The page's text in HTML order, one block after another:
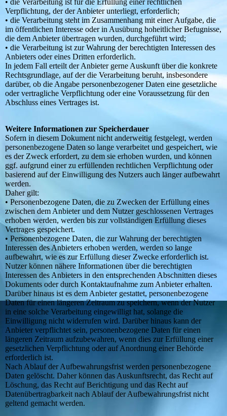
• die Verarbeitung ist für die Erfüllung einer rechtlichen
Verpflichtung, der der Anbieter unterliegt, erforderlich;
• die Verarbeitung steht im Zusammenhang mit einer Aufgabe, die
im öffentlichen Interesse oder in Ausübung hoheitlicher Befugnisse,
die dem Anbieter übertragen wurden, durchgeführt wird;
• die Verarbeitung ist zur Wahrung der berechtigten Interessen des
Anbieters oder eines Dritten erforderlich.
In jedem Fall erteilt der Anbieter gerne Auskunft über die konkrete
Rechtsgrundlage, auf der die Verarbeitung beruht, insbesondere
darüber, ob die Angabe personenbezogener Daten eine gesetzliche
oder vertragliche Verpflichtung oder eine Voraussetzung für den
Abschluss eines Vertrages ist.
Weitere Informationen zur Speicherdauer
Sofern in diesem Dokument nicht anderweitig festgelegt, werden
personenbezogene Daten so lange verarbeitet und gespeichert, wie
es der Zweck erfordert, zu dem sie erhoben wurden, und können
ggf. aufgrund einer zu erfüllenden rechtlichen Verpflichtung oder
basierend auf der Einwilligung des Nutzers auch länger aufbewahrt
werden.
Daher gilt:
• Personenbezogene Daten, die zu Zwecken der Erfüllung eines
zwischen dem Anbieter und dem Nutzer geschlossenen Vertrages
erhoben werden, werden bis zur vollständigen Erfüllung dieses
Vertrages gespeichert.
• Personenbezogene Daten, die zur Wahrung der berechtigten
Interessen des Anbieters erhoben werden, werden so lange
aufbewahrt, wie es zur Erfüllung dieser Zwecke erforderlich ist.
Nutzer können nähere Informationen über die berechtigten
Interessen des Anbieters in den entsprechenden Abschnitten dieses
Dokuments oder durch Kontaktaufnahme zum Anbieter erhalten.
Darüber hinaus ist es dem Anbieter gestattet, personenbezogene
Daten für einen längeren Zeitraum zu speichern, wenn der Nutzer
in eine solche Verarbeitung eingewilligt hat, solange die
Einwilligung nicht widerrufen wird. Darüber hinaus kann der
Anbieter verpflichtet sein, personenbezogene Daten für einen
längeren Zeitraum aufzubewahren, wenn dies zur Erfüllung einer
gesetzlichen Verpflichtung oder auf Anordnung einer Behörde
erforderlich ist.
Nach Ablauf der Aufbewahrungsfrist werden personenbezogene
Daten gelöscht. Daher können das Auskunftsrecht, das Recht auf
Löschung, das Recht auf Berichtigung und das Recht auf
Datenübertragbarkeit nach Ablauf der Aufbewahrungsfrist nicht
geltend gemacht werden.